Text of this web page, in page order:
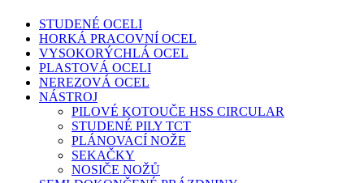
STUDENÉ OCELI
HORKÁ PRACOVNÍ OCEL
VYSOKORÝCHLÁ OCEL
PLASTOVÁ OCELI
NEREZOVÁ OCEL
NÁSTROJ
PILOVÉ KOTOUČE HSS CIRCULAR
STUDENÉ PILY TCT
PLÁNOVACÍ NOŽE
SEKAČKY
NOSIČE NOŽŮ